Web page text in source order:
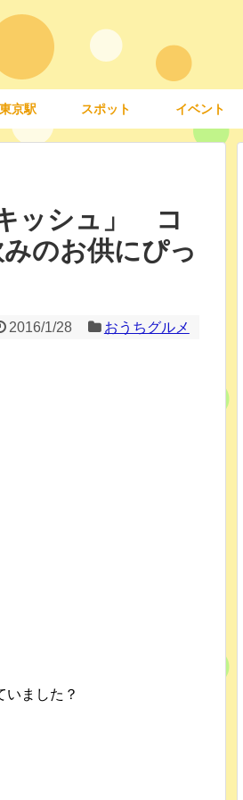
東京駅 スポット イベント
ッシュ」 コ
のお供にぴっ
2016/1/28 おうちグルメ
いました？